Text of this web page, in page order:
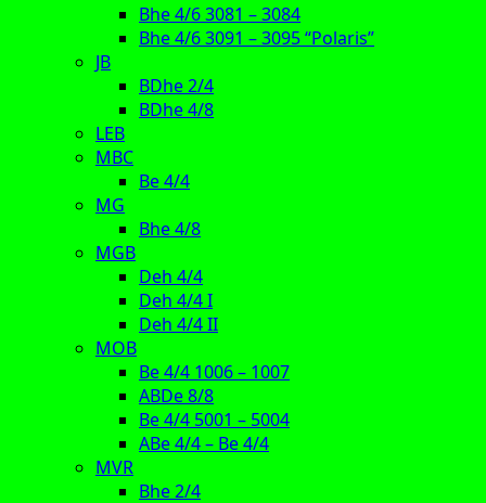
Bhe 4/6 3081 – 3084
Bhe 4/6 3091 – 3095 “Polaris”
JB
BDhe 2/4
BDhe 4/8
LEB
MBC
Be 4/4
MG
Bhe 4/8
MGB
Deh 4/4
Deh 4/4 I
Deh 4/4 II
MOB
Be 4/4 1006 – 1007
ABDe 8/8
Be 4/4 5001 – 5004
ABe 4/4 – Be 4/4
MVR
Bhe 2/4